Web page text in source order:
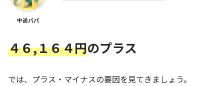
中途パパ
４６,１６４円のプラス
では、プラス・マイナスの要因を見てきましょう。